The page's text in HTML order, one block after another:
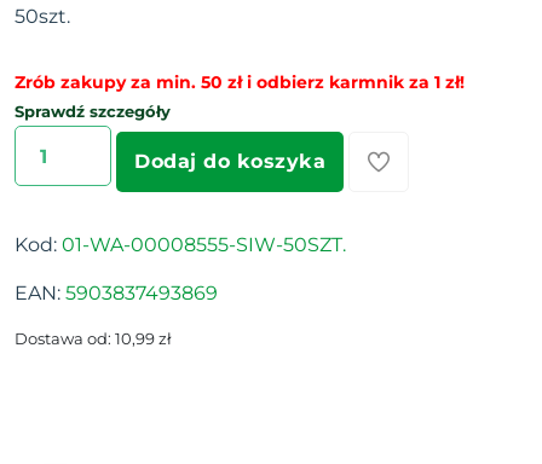
50szt.
Zrób zakupy za min. 50 zł i odbierz karmnik za 1 zł!
Sprawdź szczegóły
Dodaj do koszyka
Kod: 01-WA-00008555-SIW-50SZT.
EAN: 5903837493869
Dostawa od: 10,99 zł